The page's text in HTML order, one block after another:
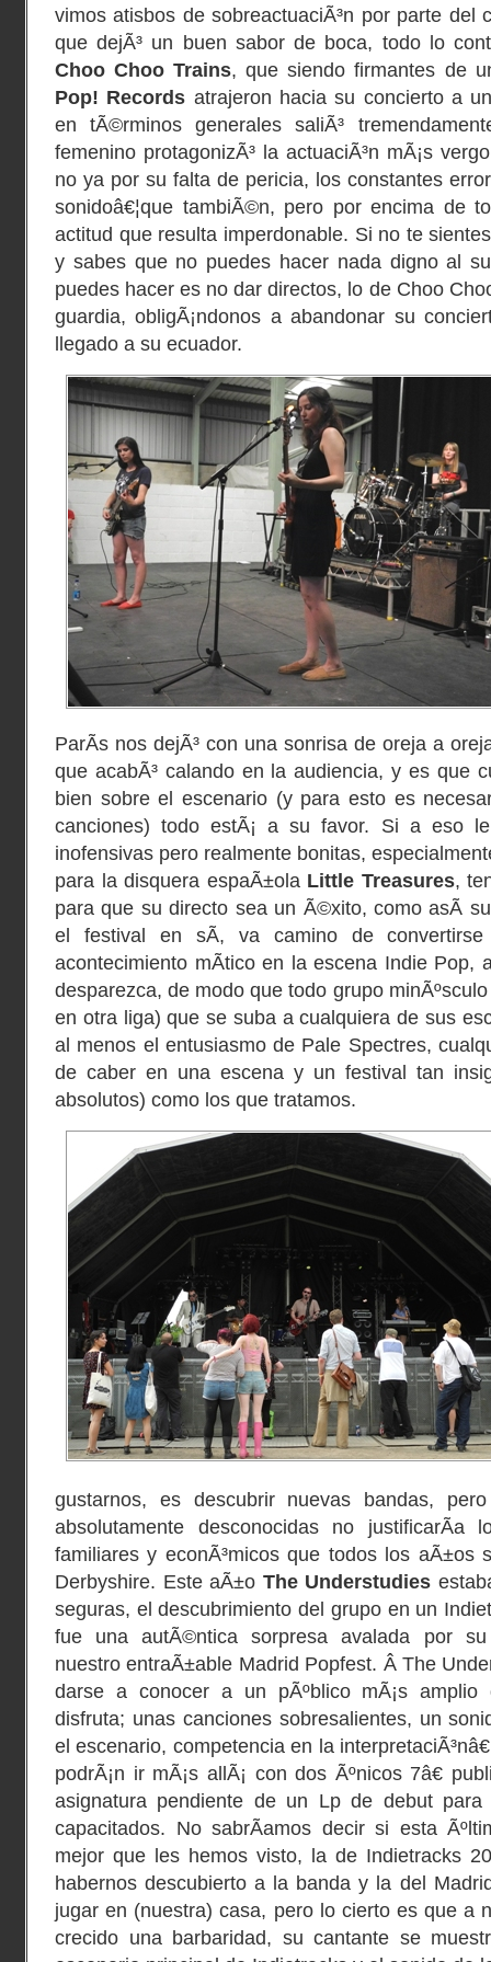
vimos atisbos de sobreactuaciÃ³n por parte del
que dejÃ³ un buen sabor de boca, todo lo
Choo Choo Trains, que siendo firmantes de
Pop! Records atrajeron hacia su concierto a
en tÃ©rminos generales saliÃ³
femenino protagonizÃ³ la actuaciÃ³n mÃ¡s
no ya por su falta de pericia, los constantes
sonidoâ€¦que tambiÃ©n, pero por encima de
actitud que resulta imperdonable. Si no te
y sabes que no puedes hacer nada digno al
puedes hacer es no dar directos, lo de Choo
guardia, obligÃ¡ndonos a abandonar su
llegado a su ecuador.
ParÃ­s nos dejÃ³ con una sonrisa de oreja a
que acabÃ³ calando en la audiencia, y es que
bien sobre el escenario (y para esto es
canciones) todo estÃ¡ a su favor. Si a eso
inofensivas pero realmente bonitas,
para la disquera espaÃ±ola Little Treasures,
para que su directo sea un Ã©xito, como asÃ­
el festival en sÃ­, va camino de
acontecimiento mÃ­tico en la escena Indie Pop,
desparezca, de modo que todo grupo
en otra liga) que se suba a cualquiera de sus
al menos el entusiasmo de Pale Spectres,
de caber en una escena y un festival tan
absolutos) como los que tratamos.
gustarnos, es descubrir nuevas bandas,
absolutamente desconocidas no justificarÃ­a
familiares y econÃ³micos que todos los aÃ±os
Derbyshire. Este aÃ±o The Understudies
seguras, el descubrimiento del grupo en un
fue una autÃ©ntica sorpresa avalada por su
nuestro entraÃ±able Madrid Popfest. Â The
darse a conocer a un pÃºblico mÃ¡s amplio
disfruta; unas canciones sobresalientes, un
el escenario, competencia en la
podrÃ¡n ir mÃ¡s allÃ¡ con dos Ãºnicos 7â€
asignatura pendiente de un Lp de debut para
capacitados. No sabrÃ­amos decir si esta
mejor que les hemos visto, la de Indietracks
habernos descubierto a la banda y la del
jugar en (nuestra) casa, pero lo cierto es que a
crecido una barbaridad, su cantante se